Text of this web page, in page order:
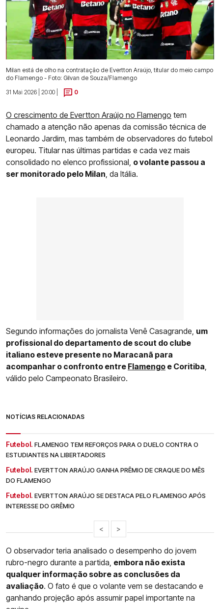
Milan está de olho na contratação de Evertton Araújo, titular do meio campo
do Flamengo - Foto: Gilvan de Souza/Flamengo
31 Mai 2026 | 20:00 |
0
O crescimento de Evertton Araújo no Flamengo tem
chamado a atenção não apenas da comissão técnica de
Leonardo Jardim, mas também de observadores do futebol
europeu. Titular nas últimas partidas e cada vez mais
consolidado no elenco profissional, o volante passou a
ser monitorado pelo Milan , da Itália.
Segundo informações do jornalista Venê Casagrande, um
profissional do departamento de scout do clube
italiano esteve presente no Maracanã para
acompanhar o confronto entre Flamengo e Coritiba
válido pelo Campeonato Brasileiro.
NOTÍCIAS RELACIONADAS
Futebol. FLAMENGO TEM REFORÇOS PARA O DUELO CONTRA O
ESTUDIANTES NA LIBERTADORES
Futebol. EVERTTON ARAÚJO GANHA PRÊMIO DE CRAQUE DO MÊS
DO FLAMENGO
Futebol. EVERTTON ARAÚJO SE DESTACA PELO FLAMENGO APÓS
INTERESSE DO GRÊMIO
< >
O observador teria analisado o desempenho do jovem
rubro-negro durante a partida, embora não exista
qualquer informação sobre as conclusões da
avaliação. O fato é que o volante vem se destacando e
ganhando projeção após assumir papel importante na